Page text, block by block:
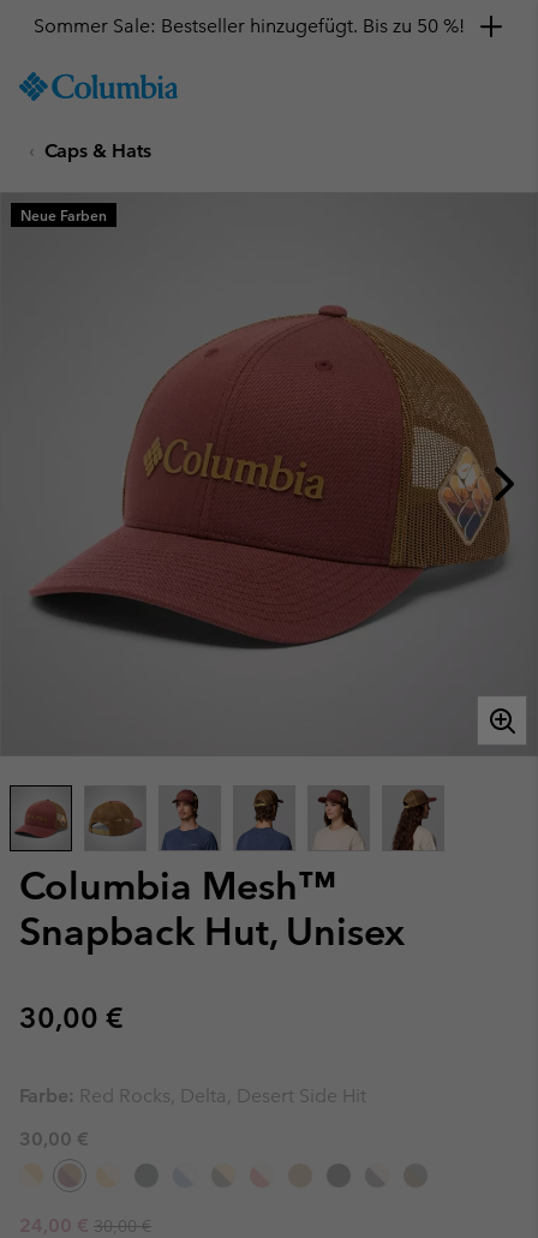
TO
SKIP
MAIN
NAV
Sommer Sale: Bestseller hinzugefügt. Bis zu 50 %!
Caps & Hats
Columbia Mesh™
Snapback Hut, Unisex
Regular price:
30,00 €
Neue Farben
Farbe: Red Rocks, Delta, Desert Side Hit
30,00 €
Sale price:
24,00 € Regular price:
30,00 €